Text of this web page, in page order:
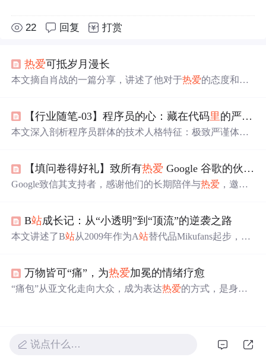
22 回复 打赏
热爱可抵岁月漫长
本文摘自肖战的一篇分享，讲述了他对于热爱的态度和个
些励志言论，展示了他坚韧不拔的精神面貌。
【行业随笔-03】程序员的心：藏在代码里的严谨、执着、温柔与
本文深入剖析程序员群体的技术人格特征：极致严谨体现
验优化、协作工具封装等细节实践中；清醒热爱则体现为
持续学习新技术、跟进前沿框架的终身学习机制。这些特
【填问卷得好礼】致所有热爱 Google 谷歌的伙伴们
Google致信其支持者，感谢他们的长期陪伴与热爱 ，邀请
B站成长记：从“小透明”到“顶流”的逆袭之路
本文讲述了B站从2009年作为A站替代品Mikufans起步，经
型、内容破圈、上市融资及国际化布局，B站实现用户快
速增长与商业变现，并推动国产动画出海，成为中国文化
万物皆可“痛”，为热爱加冕的情绪疗愈
“痛包”从亚文化走向大众，成为表达热爱的方式，是身份
说点什么…